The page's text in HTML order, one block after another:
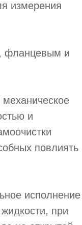
измерения
фланцевым и
механическое
и
повлиять
исполнение
при